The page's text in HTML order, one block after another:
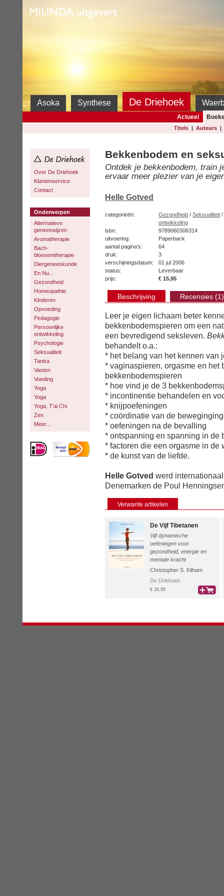
Milinda
Asoka Synthese De Driehoek
Actueel
Titels| Auteurs|
Over De Driehoek
Klantenservice
Contact
Onderwerpen
Alternatieve
geneeswijzen
Aromatherapie
Bach-
bloesemtherapie
Diergeneeskunde
En Nu...
Gezondheid
Homeopathie
Kinderen
Opvoeding
Pedagogie
Persoonlijke
ontwikkeling
Psychologie
Seksualiteit
Tantra
Vasten
Voeding
Yoga
Yoga
Yoga, T'ai Chi
Zen
Meer...
Bekkenbodem en
Ontdek je bekkenbodem, train
ervaar meer plezier van je
Helle Gotved
categorieën: Gezondheid / Seksualiteit /
ontwikkeling
isbn:
9789060306314
uitvoering:
Paperback
aantal pagina's:
64
druk:
3
verschijningsdatum:
01 jul 2006
status:
Leverbaar
prijs:
€ 15,95
Beschrijving Recensies (1)
Leer je eigen lichaam beter
bekkenbodemspieren om een
een bevredigend seksleven.
behandelt o.a.:
* het belang van het kennen van
* vaginaspieren, orgasme en het
bekkenbodemspieren
* hoe vind je de 3
* incontinentie behandelen en
* knijpoefeningen
* coördinatie van de
* oefeningen na de bevalling
* ontspanning en spanning in de
* factoren die een orgasme in de
* de kunst van de liefde.
Helle Gotved werd
Denemarken de Poul
Verwante artikelen
De Vijf Tibetanen
Vijf dynamische
oefeningen voor
gezondheid, energie en
mentale kracht
Christopher S. Kilham
De Driehoek
€ 16,95